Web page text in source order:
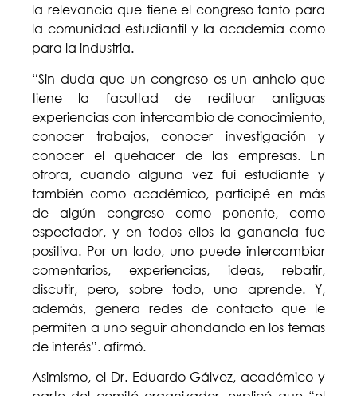
la relevancia que tiene el congreso tanto para
la comunidad estudiantil y la academia como
para la industria.
“Sin duda que un congreso es un anhelo que
tiene la facultad de redituar antiguas
experiencias con intercambio de conocimiento,
conocer trabajos, conocer investigación y
conocer el quehacer de las empresas. En
otrora, cuando alguna vez fui estudiante y
también como académico, participé en más
de algún congreso como ponente, como
espectador, y en todos ellos la ganancia fue
positiva. Por un lado, uno puede intercambiar
comentarios, experiencias, ideas, rebatir,
discutir, pero, sobre todo, uno aprende. Y,
además, genera redes de contacto que le
permiten a uno seguir ahondando en los temas
de interés”. afirmó.
Asimismo, el Dr. Eduardo Gálvez, académico y